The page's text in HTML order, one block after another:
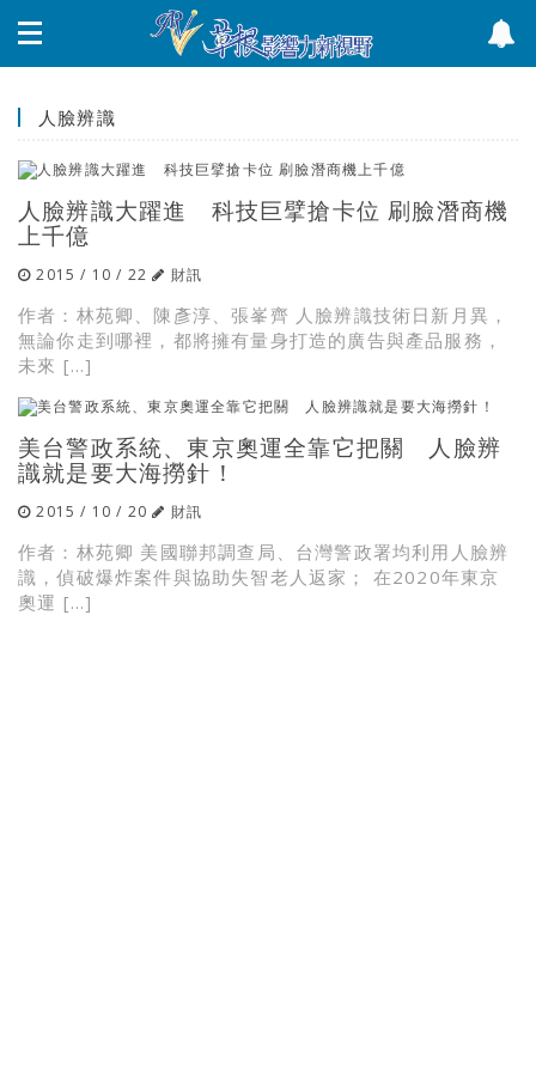
人臉辨識
人臉辨識大躍進 科技巨擘搶卡位 刷臉潛商機
上千億
2015 / 10 / 22 財訊
作者：林苑卿、陳彥淳、張峯齊 人臉辨識技術日新月異，
無論你走到哪裡，都將擁有量身打造的廣告與產品服務，
未來 […]
美台警政系統、東京奧運全靠它把關 人臉辨
識就是要大海撈針！
2015 / 10 / 20 財訊
作者：林苑卿 美國聯邦調查局、台灣警政署均利用人臉辨
識，偵破爆炸案件與協助失智老人返家； 在2020年東京
奧運 […]